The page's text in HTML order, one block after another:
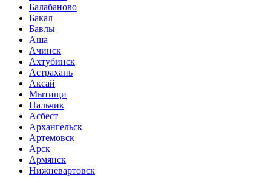
Балабаново
Бакал
Бавлы
Аша
Ачинск
Ахтубинск
Астрахань
Аксай
Мытищи
Нальчик
Асбест
Архангельск
Артемовск
Арск
Армянск
Нижневартовск